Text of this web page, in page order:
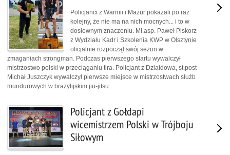
Policjanci z Warmii i Mazur pokazali po raz
kolejny, że nie ma na nich mocnych... i to w
dosłownym znaczeniu. Mł.asp. Paweł Piskorz
z Wydziału Kadr i Szkolenia KWP w Olsztynie
oficjalnie rozpoczął swój sezon w
zmaganiach strongman. Podczas pierwszego startu wywalczył
mistrzostwo polski w przeciąganiu tira. Policjant z Działdowa, st.post
Michał Juszczyk wywalczył pierwsze miejsce w mistrzostwach służb
mundurowych w brazylijskim jiu-jitsu.
Policjant z Gołdapi
wicemistrzem Polski w Trójboju
Siłowym